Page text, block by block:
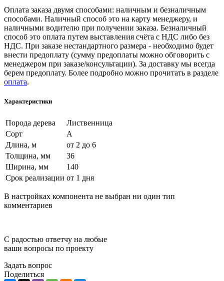
Оплата заказа двумя способами: наличным и безналичным
способами. Наличный способ это на карту менеджеру, и
наличными водителю при получении заказа. Безналичный
способ это оплата путем выставления счёта с НДС либо без
НДС. При заказе нестандартного размера - необходимо будет
внести предоплату (сумму предоплаты можно обговорить с
менеджером при заказе/консультации). За доставку мы всегда
берем предоплату. Более подробно можно прочитать в разделе
оплата.
Характеристики
Порода дерева
Лиственница
Сорт
А
Длина, м
от 2 до 6
Толщина, мм
36
Ширина, мм
140
Срок реализации от 1 дня
В настройках компонента не выбран ни один тип
комментариев
С радостью ответчу на любые
ваши вопросы по проекту
Задать вопрос
Поделиться